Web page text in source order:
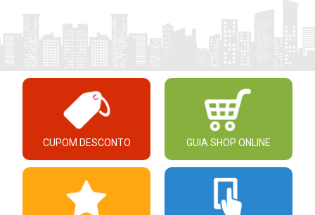
CUPOM DESCONTO GUIA SHOP ONLINE